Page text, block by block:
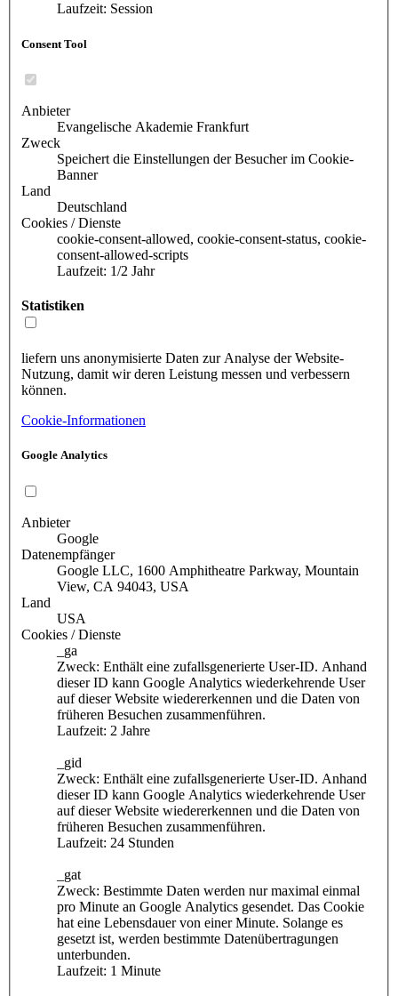
Laufzeit: Session
Consent Tool
Anbieter
Evangelische Akademie Frankfurt
Zweck
Speichert die Einstellungen der Besucher im Cookie-
Banner
Land
Deutschland
Cookies / Dienste
cookie-consent-allowed, cookie-consent-status, cookie-
consent-allowed-scripts
Laufzeit: 1/2 Jahr
Statistiken
liefern uns anonymisierte Daten zur Analyse der Website-
Nutzung, damit wir deren Leistung messen und verbessern
können.
Cookie-Informationen
Google Analytics
Anbieter
Google
Datenempfänger
Google LLC, 1600 Amphitheatre Parkway, Mountain
View, CA 94043, USA
Land
USA
Cookies / Dienste
_ga
Zweck: Enthält eine zufallsgenerierte User-ID. Anhand
dieser ID kann Google Analytics wiederkehrende User
auf dieser Website wiedererkennen und die Daten von
früheren Besuchen zusammenführen.
Laufzeit: 2 Jahre
_gid
Zweck: Enthält eine zufallsgenerierte User-ID. Anhand
dieser ID kann Google Analytics wiederkehrende User
auf dieser Website wiedererkennen und die Daten von
früheren Besuchen zusammenführen.
Laufzeit: 24 Stunden
_gat
Zweck: Bestimmte Daten werden nur maximal einmal
pro Minute an Google Analytics gesendet. Das Cookie
hat eine Lebensdauer von einer Minute. Solange es
gesetzt ist, werden bestimmte Datenübertragungen
unterbunden.
Laufzeit: 1 Minute